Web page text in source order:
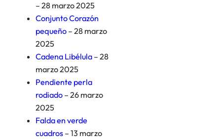
– 28 marzo 2025
Conjunto Corazón
pequeño – 28 marzo
2025
Cadena Libélula – 28
marzo 2025
Pendiente perla
rodiado – 26 marzo
2025
Falda en verde
cuadros – 13 marzo